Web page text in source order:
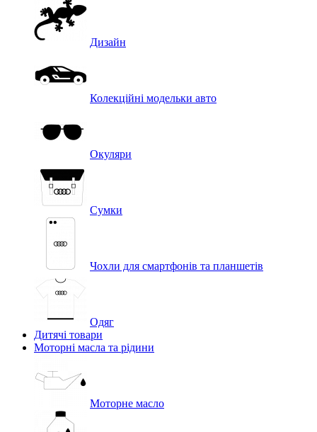
Дизайн
Колекційні модельки авто
Окуляри
Сумки
Чохли для смартфонів та планшетів
Одяг
Дитячі товари
Моторні масла та рідини
Моторне масло